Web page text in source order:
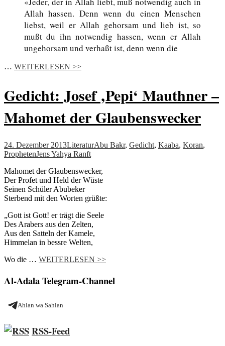
Allah hassen. Denn wenn du einen Menschen
liebst, weil er Allah gehorsam und lieb ist, so
mußt du ihn notwendig hassen, wenn er Allah
ungehorsam und verhaßt ist, denn wenn die
… WEITERLESEN >>
Gedicht: Josef ‚Pepi‘ Mauthner –
Mahomet der Glaubenswecker
24. Dezember 2013LiteraturAbu Bakr, Gedicht, Kaaba, Koran,
ProphetenJens Yahya Ranft
Mahomet der Glaubenswecker,
Der Profet und Held der Wüste
Seinen Schüler Abubeker
Sterbend mit den Worten grüßte:
„Gott ist Gott! er trägt die Seele
Des Arabers aus den Zelten,
Aus den Satteln der Kamele,
Himmelan in bessre Welten,
Wo die … WEITERLESEN >>
Al-Adala Telegram-Channel
Ahlan wa Sahlan
RSS-Feed